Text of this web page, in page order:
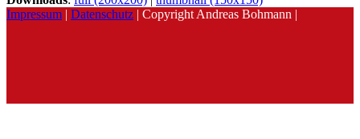
Impressum | Datenschutz | Copyright Andreas Bohmann |